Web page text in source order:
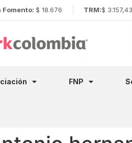
Fomento: $ 18.676 TRM:$ 3.157,43
FNP